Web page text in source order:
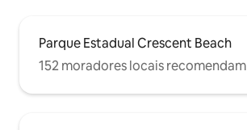
Parque Estadual Crescent Beach
152 moradores locais recomendam